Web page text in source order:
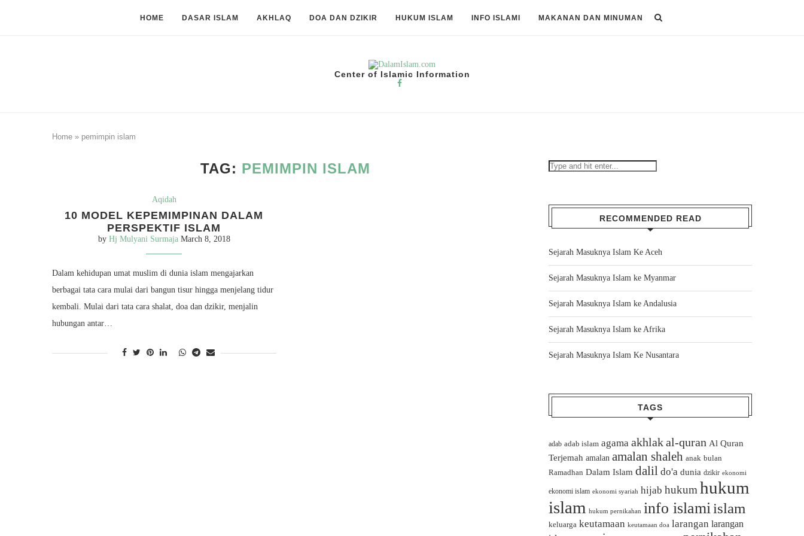
HOME DASAR ISLAM AKHLAQ DOA DAN DZIKIR HUKUM ISLAM INFO ISLAMI MAKANAN DAN MINUMAN
Center of Islamic Information
Home » pemimpin islam
TAG: PEMIMPIN ISLAM
Aqidah
10 MODEL KEPEMIMPINAN DALAM
PERSPEKTIF ISLAM
by Hj Mulyani Surmaja March 8, 2018
Dalam kehidupan umat muslim di dunia islam mengajarkan
berbagai tata cara mulai dari bangun tisur hingga menjelang tidur
kembali. Mulai dari tata cara shalat, doa dan dzikir, menjalin
hubungan antar…
RECOMMENDED READ
Sejarah Masuknya Islam Ke Aceh
Sejarah Masuknya Islam ke Myanmar
Sejarah Masuknya Islam ke Andalusia
Sejarah Masuknya Islam ke Afrika
Sejarah Masuknya Islam Ke Nusantara
TAGS
adab adab islam agama akhlakal-quran Al Quran
Terjemah amalan amalan shaleh anak bulan
Ramadhan Dalam Islam dalil do'a dunia dzikir ekonomi
ekonomi islam ekonomi syariah hijab hukum hukum
islam hukum pernikahan info islamiislam
keluarga keutamaan keutamaan doa larangan larangan